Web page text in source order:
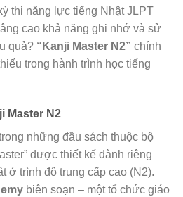
thi năng lực tiếng Nhật JLPT
cao khả năng ghi nhớ và sử
quả? “Kanji Master N2” chính
trong hành trình học tiếng
Master N2
những đầu sách thuộc bộ
được thiết kế dành riêng
ở trình độ trung cấp cao (N2).
biên soạn – một tổ chức giáo